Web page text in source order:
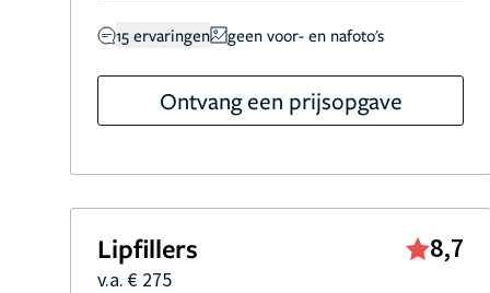
15 ervaringen geen voor- en nafoto's
Ontvang een prijsopgave
Lipfillers 8,7
v.a. € 275